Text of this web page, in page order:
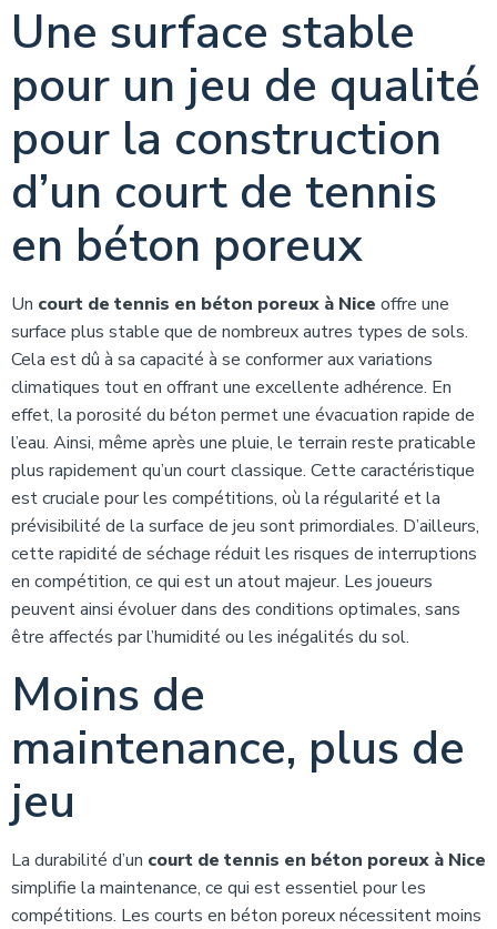
Une surface stable
pour un jeu de qualité
pour la construction
d’un court de tennis
en béton poreux
Un court de tennis en béton poreux à Nice offre une
surface plus stable que de nombreux autres types de sols.
Cela est dû à sa capacité à se conformer aux variations
climatiques tout en offrant une excellente adhérence. En
effet, la porosité du béton permet une évacuation rapide de
l’eau. Ainsi, même après une pluie, le terrain reste praticable
plus rapidement qu’un court classique. Cette caractéristique
est cruciale pour les compétitions, où la régularité et la
prévisibilité de la surface de jeu sont primordiales. D’ailleurs,
cette rapidité de séchage réduit les risques de interruptions
en compétition, ce qui est un atout majeur. Les joueurs
peuvent ainsi évoluer dans des conditions optimales, sans
être affectés par l’humidité ou les inégalités du sol.
Moins de
maintenance, plus de
jeu
La durabilité d’un court de tennis en béton poreux à Nice
simplifie la maintenance, ce qui est essentiel pour les
compétitions. Les courts en béton poreux nécessitent moins